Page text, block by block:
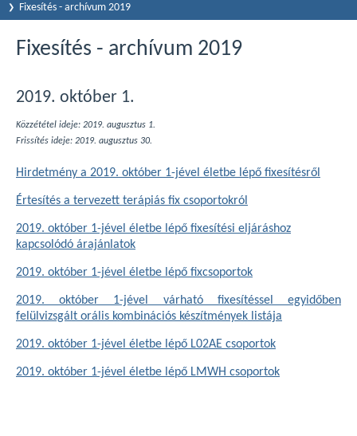
Fixesítés - archívum 2019
Fixesítés - archívum 2019
2019. október 1.
Közzététel ideje: 2019. augusztus 1.
Frissítés ideje: 2019. augusztus 30.
Hirdetmény a 2019. október 1-jével életbe lépő fixesítésről
Értesítés a tervezett terápiás fix csoportokról
2019. október 1-jével életbe lépő fixesítési eljáráshoz
kapcsolódó árajánlatok
2019. október 1-jével életbe lépő fixcsoportok
2019. október 1-jével várható fixesítéssel egyidőben
felülvizsgált orális kombinációs készítmények listája
2019. október 1-jével életbe lépő L02AE csoportok
2019. október 1-jével életbe lépő LMWH csoportok